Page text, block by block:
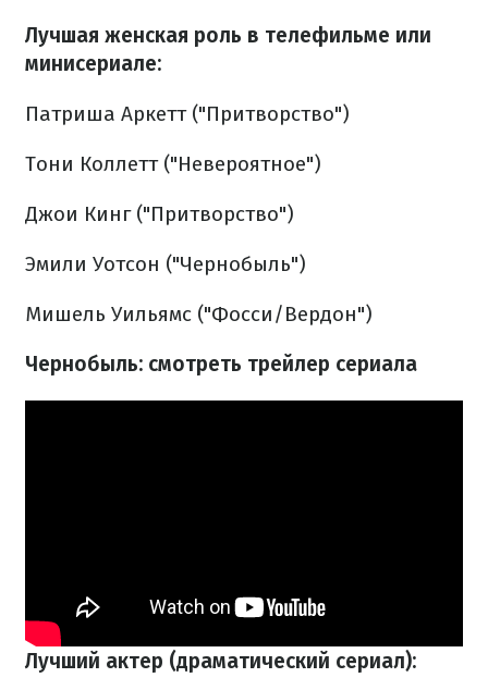
Лучшая женская роль в телефильме или
минисериале:
Патриша Аркетт ("Притворство")
Тони Коллетт ("Невероятное")
Джои Кинг ("Притворство")
Эмили Уотсон ("Чернобыль")
Мишель Уильямс ("Фосси/Вердон")
Чернобыль: смотреть трейлер сериала
Лучший актер (драматический сериал):